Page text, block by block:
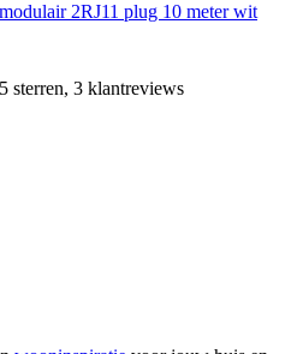
2RJ11 plug 10 meter wit
sterren, 3 klantreviews